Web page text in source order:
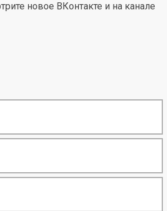
новое ВКонтакте и на канале